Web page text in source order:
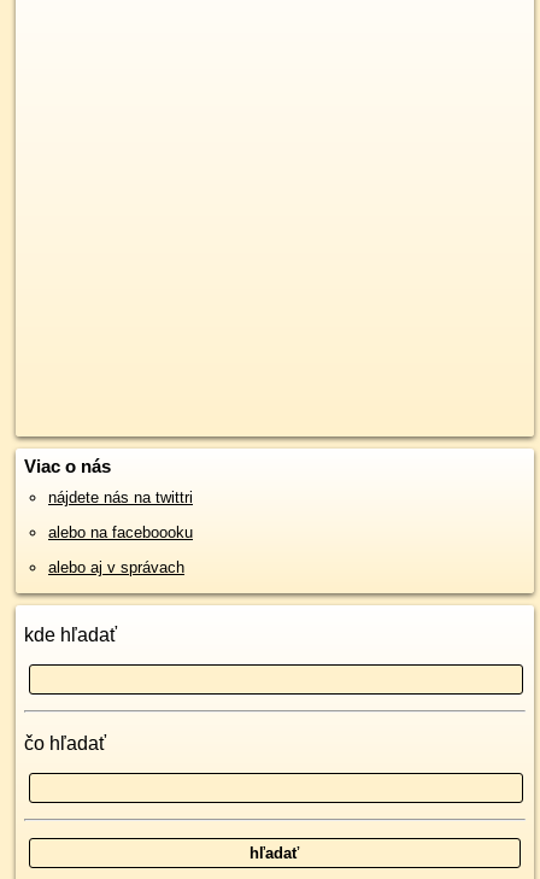
Viac o nás
nájdete nás na twittri
alebo na faceboooku
alebo aj v správach
kde hľadať
čo hľadať